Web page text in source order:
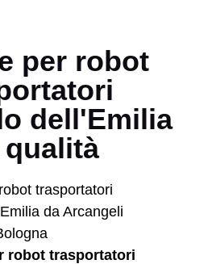
per robot
dell'Emilia
qualità
robot trasportatori